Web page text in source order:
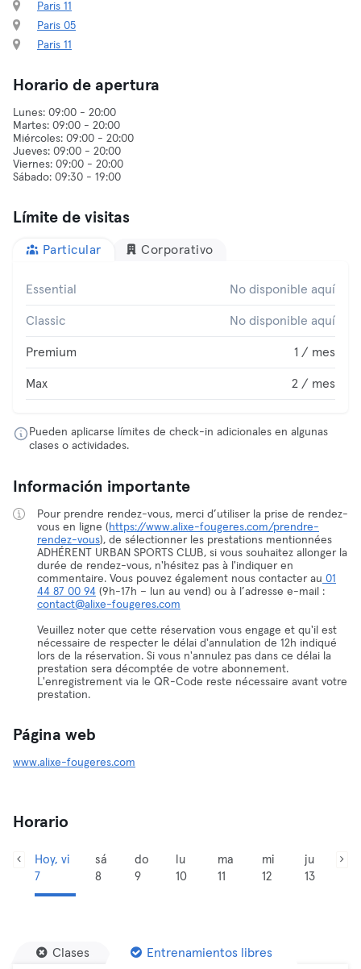
Paris 11
Paris 05
Paris 11
Horario de apertura
Lunes: 09:00 - 20:00
Martes: 09:00 - 20:00
Miércoles: 09:00 - 20:00
Jueves: 09:00 - 20:00
Viernes: 09:00 - 20:00
Límite de visitas
Particular Corporativo
Essential No disponible aquí
Classic No disponible aquí
Premium 1 / mes
Max 2 / mes
Pueden aplicarse límites de check-in adicionales en algunas
clases o actividades.
Información importante
Pour prendre rendez-vous, merci d’utiliser la prise de rendez-
vous en ligne ( https://www.alixe-fougeres.com/prendre-
rendez-vous), de sélectionner les prestations mentionnées
ADHÉRENT URBAN SPORTS CLUB, si vous souhaitez allonger la
durée de rendez-vous, n'hésitez pas à l'indiquer en
commentaire. Vous pouvez également nous contacter au 01
44 87 00 94 (9h-17h – lun au vend) ou à l’adresse e-mail :
contact@alixe-fougeres.com
Veuillez noter que cette réservation vous engage et qu'il est
nécessaire de respecter le délai d'annulation de 12h indiqué
lors de la réservation. Si vous n'annulez pas dans ce délai la
prestation sera décomptée de votre abonnement.
L'enregistrement via le QR-Code reste nécessaire avant votre
prestation.
Página web
www.alixe-fougeres.com
Horario
Hoy, vi
7
sá
8
do
9
lu
10
ma
11
mi
12
ju
13
Clases Entrenamientos libres